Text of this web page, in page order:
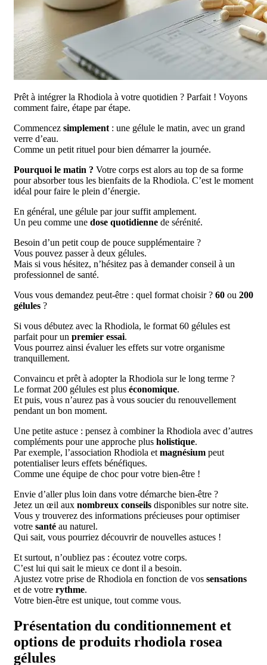
Prêt à intégrer la Rhodiola à votre quotidien ? Parfait ! Voyons
comment faire, étape par étape.
Commencez simplement : une gélule le matin, avec un grand
verre d’eau.
Comme un petit rituel pour bien démarrer la journée.
Pourquoi le matin ? Votre corps est alors au top de sa forme
pour absorber tous les bienfaits de la Rhodiola. C’est le moment
idéal pour faire le plein d’énergie.
En général, une gélule par jour suffit amplement.
Un peu comme une dose quotidienne de sérénité.
Besoin d’un petit coup de pouce supplémentaire ?
Vous pouvez passer à deux gélules.
Mais si vous hésitez, n’hésitez pas à demander conseil à un
professionnel de santé.
Vous vous demandez peut-être : quel format choisir ? 60 ou 200
gélules ?
Si vous débutez avec la Rhodiola, le format 60 gélules est
parfait pour un premier essai.
Vous pourrez ainsi évaluer les effets sur votre organisme
tranquillement.
Convaincu et prêt à adopter la Rhodiola sur le long terme ?
Le format 200 gélules est plus économique.
Et puis, vous n’aurez pas à vous soucier du renouvellement
pendant un bon moment.
Une petite astuce : pensez à combiner la Rhodiola avec d’autres
compléments pour une approche plus holistique.
Par exemple, l’association Rhodiola et magnésium peut
potentialiser leurs effets bénéfiques.
Comme une équipe de choc pour votre bien-être !
Envie d’aller plus loin dans votre démarche bien-être ?
Jetez un œil aux nombreux conseils disponibles sur notre site.
Vous y trouverez des informations précieuses pour optimiser
votre santé au naturel.
Qui sait, vous pourriez découvrir de nouvelles astuces !
Et surtout, n’oubliez pas : écoutez votre corps.
C’est lui qui sait le mieux ce dont il a besoin.
Ajustez votre prise de Rhodiola en fonction de vos sensations
et de votre rythme.
Votre bien-être est unique, tout comme vous.
Présentation du conditionnement et
options de produits rhodiola rosea
gélules